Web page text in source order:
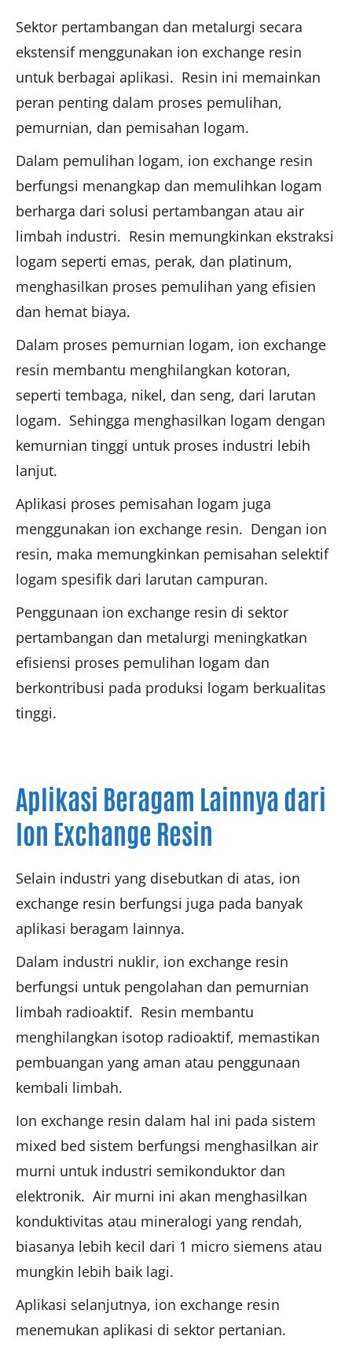
Sektor pertambangan dan metalurgi secara
ekstensif menggunakan ion exchange resin
untuk berbagai aplikasi. Resin ini memainkan
peran penting dalam proses pemulihan,
pemurnian, dan pemisahan logam.
Dalam pemulihan logam, ion exchange resin
berfungsi menangkap dan memulihkan logam
berharga dari solusi pertambangan atau air
limbah industri. Resin memungkinkan ekstraksi
logam seperti emas, perak, dan platinum,
menghasilkan proses pemulihan yang efisien
dan hemat biaya.
Dalam proses pemurnian logam, ion exchange
resin membantu menghilangkan kotoran,
seperti tembaga, nikel, dan seng, dari larutan
logam. Sehingga menghasilkan logam dengan
kemurnian tinggi untuk proses industri lebih
lanjut.
Aplikasi proses pemisahan logam juga
menggunakan ion exchange resin. Dengan ion
resin, maka memungkinkan pemisahan selektif
logam spesifik dari larutan campuran.
Penggunaan ion exchange resin di sektor
pertambangan dan metalurgi meningkatkan
efisiensi proses pemulihan logam dan
berkontribusi pada produksi logam berkualitas
tinggi.
Aplikasi Beragam Lainnya dari
Ion Exchange Resin
Selain industri yang disebutkan di atas, ion
exchange resin berfungsi juga pada banyak
aplikasi beragam lainnya.
Dalam industri nuklir, ion exchange resin
berfungsi untuk pengolahan dan pemurnian
limbah radioaktif. Resin membantu
menghilangkan isotop radioaktif, memastikan
pembuangan yang aman atau penggunaan
kembali limbah.
Ion exchange resin dalam hal ini pada sistem
mixed bed sistem berfungsi menghasilkan air
murni untuk industri semikonduktor dan
elektronik. Air murni ini akan menghasilkan
konduktivitas atau mineralogi yang rendah,
biasanya lebih kecil dari 1 micro siemens atau
mungkin lebih baik lagi.
Aplikasi selanjutnya, ion exchange resin
menemukan aplikasi di sektor pertanian.